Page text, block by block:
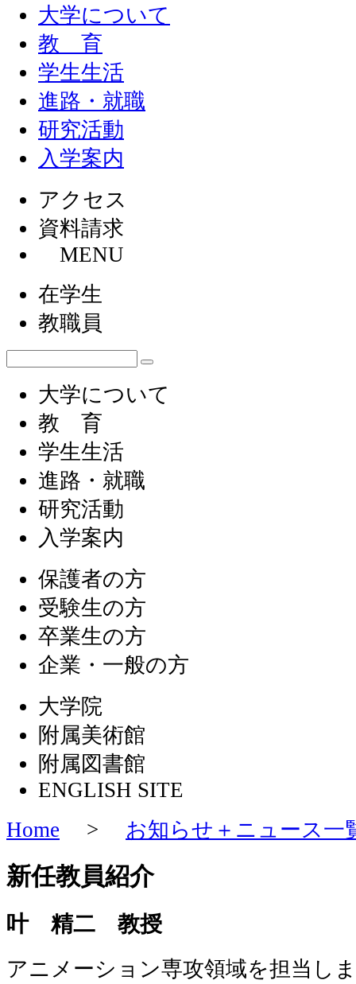
大学について
教 育
学生生活
進路・就職
研究活動
入学案内
アクセス
資料請求
MENU
在学生
教職員
大学について
教 育
学生生活
進路・就職
研究活動
入学案内
保護者の方
受験生の方
卒業生の方
企業・一般の方
大学院
附属美術館
附属図書館
ENGLISH SITE
Home > お知らせ＋ニュース一
新任教員紹介
叶 精二 教授
アニメーション専攻領域を担当し